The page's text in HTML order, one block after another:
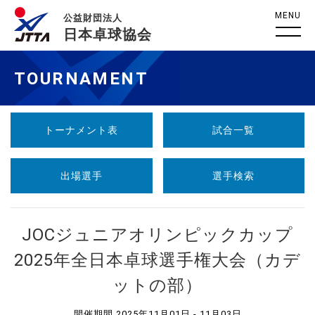
公益財団法人
日本卓球協会
MENU
TOURNAMENT
トーナメント表 試合一覧
出場選手 選手検索
JOCジュニアオリンピックカップ
2025年全日本卓球選手権大会（カデ
ットの部）